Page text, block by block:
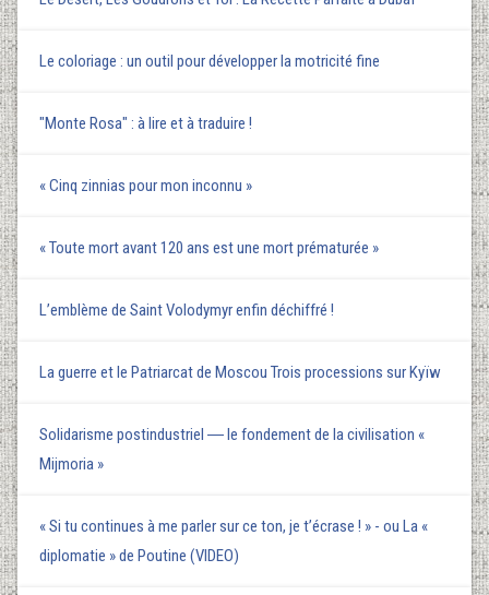
Le coloriage : un outil pour développer la motricité fine
"Monte Rosa" : à lire et à traduire !
« Cinq zinnias pour mon inconnu »
« Toute mort avant 120 ans est une mort prématurée »
L’emblème de Saint Volodymyr enfin déchiffré !
La guerre et le Patriarcat de Moscou Trois processions sur Kyїw
Solidarisme postindustriel ― le fondement de la civilisation «
Mijmoria »
« Si tu continues à me parler sur ce ton, je t’écrase ! » - ou La «
diplomatie » de Poutine (VIDEO)